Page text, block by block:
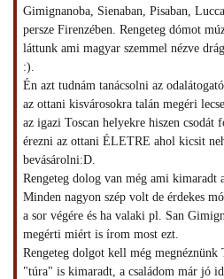
Gimignanoba, Sienaban, Pisaban,
persze Firenzében. Rengeteg dómot
láttunk ami magyar szemmel nézve
:).
Én azt tudnám tanácsolni az
az ottani kisvárosokra talán megéri
az igazi Toscan helyekre hiszen csodát
érezni az ottani ÉLETRE ahol kicsit
bevásárolni:D.
Rengeteg dolog van még ami kimaradt
Minden nagyon szép volt de érdekes
a sor végére és ha valaki pl. San
megérti miért is írom most ezt.
Rengeteg dolgot kell még megnéznünk
"túra" is kimaradt, a családom már jó